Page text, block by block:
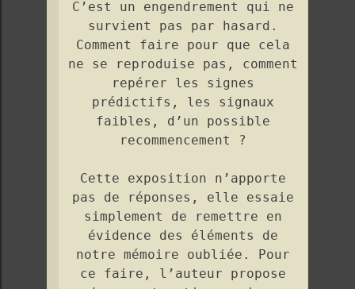
C’est un engendrement qui ne
survient pas par hasard.
Comment faire pour que cela
ne se reproduise pas, comment
repérer les signes
prédictifs, les signaux
faibles, d’un possible
recommencement ?
Cette exposition n’apporte
pas de réponses, elle essaie
simplement de remettre en
évidence des éléments de
notre mémoire oubliée. Pour
ce faire, l’auteur propose